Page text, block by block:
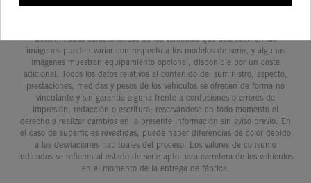
Determinadas características de los vehículos que aparecen en las
imágenes pueden variar con respecto a los modelos de serie, y algunas
imágenes muestran equipamiento opcional, disponible por un coste
adicional. Todos los datos relativos al contenido del suministro, aspecto,
prestaciones, medidas y pesos de los vehículos se ofrecen de forma no
vinculante y sin garantía alguna frente a confusiones o errores de
impresión, redacción o escritura; reservándose en todo momento el
derecho a realizar cambios en la presente información sin aviso previo. En
el caso de superficies revestidas, puede haber diferencias de color debido
a las desviaciones habituales del proceso. Los valores de consumo
indicados se refieren al estado de serie apto para carretera de los vehículos
en el momento de la entrega de fábrica.